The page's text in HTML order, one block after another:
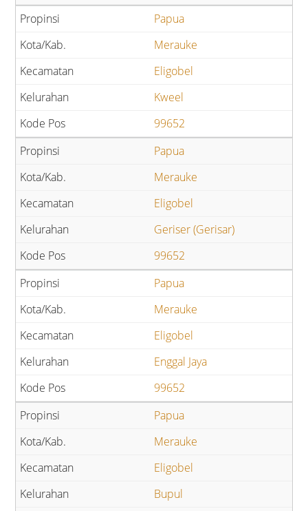
Papua
Merauke
Eligobel
Kweel
99652
Papua
Merauke
Eligobel
Geriser (Gerisar)
99652
Papua
Merauke
Eligobel
Enggal Jaya
99652
Papua
Merauke
Eligobel
Bupul